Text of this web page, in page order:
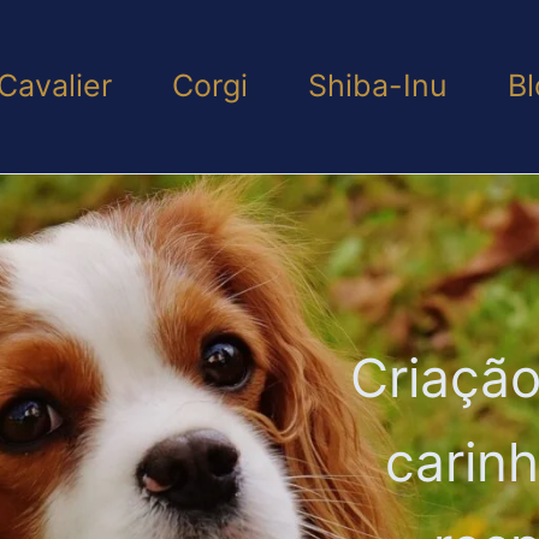
Corgi Shiba-Inu